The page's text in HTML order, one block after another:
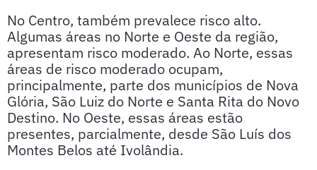
No Centro, também prevalece risco alto.
Algumas áreas no Norte e Oeste da região,
apresentam risco moderado. Ao Norte, essas
áreas de risco moderado ocupam,
principalmente, parte dos municípios de Nova
Glória, São Luiz do Norte e Santa Rita do Novo
Destino. No Oeste, essas áreas estão
presentes, parcialmente, desde São Luís dos
Montes Belos até Ivolândia.